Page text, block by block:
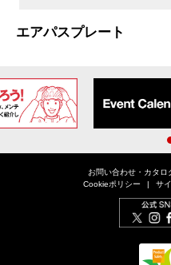
エアパスプレート
お問い合わせ・カタロ
Cookieポリシー
サ